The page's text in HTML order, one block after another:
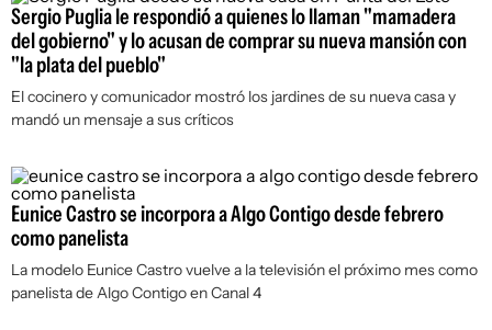
Sergio Puglia le respondió a quienes lo llaman "mamadera
del gobierno" y lo acusan de comprar su nueva mansión con
"la plata del pueblo"
El cocinero y comunicador mostró los jardines de su nueva casa y
mandó un mensaje a sus críticos
Eunice Castro se incorpora a Algo Contigo desde febrero
como panelista
La modelo Eunice Castro vuelve a la televisión el próximo mes como
panelista de Algo Contigo en Canal 4